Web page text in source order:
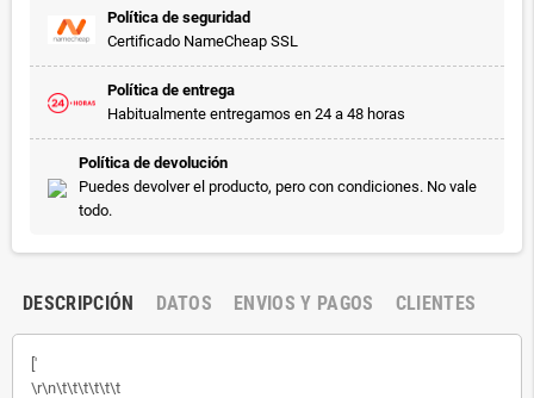
Política de seguridad
Certificado NameCheap SSL
Política de entrega
Habitualmente entregamos en 24 a 48 horas
Política de devolución
Puedes devolver el producto, pero con condiciones. No vale
todo.
DESCRIPCIÓN DATOS ENVIOS Y PAGOS CLIENTES
['
\r\n\t\t\t\t\t\t